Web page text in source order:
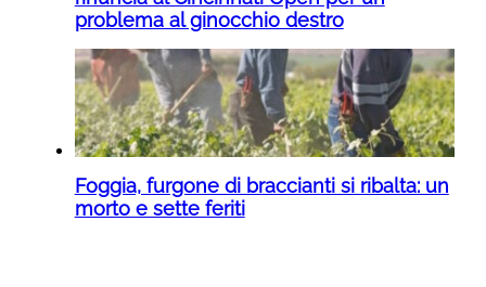
problema al ginocchio destro
Foggia, furgone di braccianti si ribalta: un
morto e sette feriti